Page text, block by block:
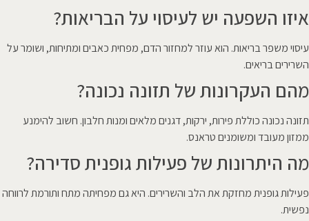
איזו השפעה יש לעיסוי על הבריאות?
עיסוי משפר בריאות. הוא עוזר למחזור הדם, מפחית כאבים ומתיחות, ושומר על
השרירים בריאים.
מהם העקרונות של תזונה נכונה?
תזונה נכונה כוללת פירות, ירקות, דגנים מלאים ומנות חלבון. חשוב להימנע
ממזון מעובד ומשומנים טראנס.
מה היתרונות של פעילות גופנית סדירה?
פעילות גופנית מחזקת את הלב והשרירים. היא גם מפחיתה מתח ותורמת לרווחה
נפשית.